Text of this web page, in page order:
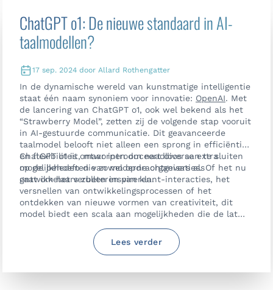
ChatGPT o1: De nieuwe standaard in AI-
taalmodellen?
17 sep. 2024 door Allard Rothengatter
In de dynamische wereld van kunstmatige intelligentie
staat één naam synoniem voor innovatie: OpenAI. Met
de lancering van ChatGPT o1, ook wel bekend als het
“Strawberry Model”, zetten zij de volgende stap vooruit
in AI-gestuurde communicatie. Dit geavanceerde
taalmodel belooft niet alleen een sprong in efficiëntie
en flexibiliteit, maar introduceert diverse extra
mogelijkheden die zowel opdrachtgevers als
ontwikkelaars zullen inspireren.
ChatGPT o1 is ontworpen om naadloos aan te sluiten
op de behoeften van moderne organisaties. Of het nu
gaat om het verbeteren van klant-interacties, het
versnellen van ontwikkelingsprocessen of het
ontdekken van nieuwe vormen van creativiteit, dit
model biedt een scala aan mogelijkheden die de lat
Lees verder